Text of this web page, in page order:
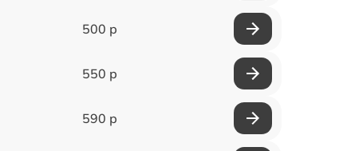
500 р
550 р
590 р